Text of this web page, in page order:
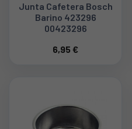
Junta Cafetera Bosch
Barino 423296
00423296
6,95 €